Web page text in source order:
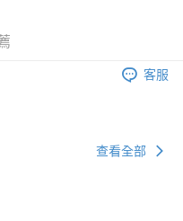
運費
後2-5個工作天到店，3天內
後2-5個工作天到店，3天內
客服
查看全部